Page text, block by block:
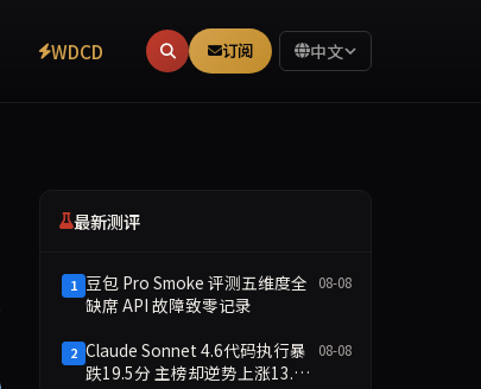
WDCD 订阅 中文
最新测评
1 豆包 Pro Smoke 评测五维度全
缺席 API 故障致零记录
08-08
2 Claude Sonnet 4.6代码执行暴
跌19.5分 主榜却逆势上涨13.8
08-08